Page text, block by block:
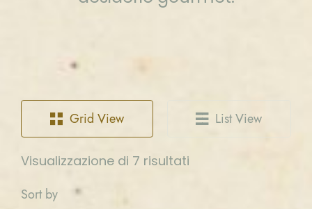
Grid View List View
Visualizzazione di 7 risultati
Sort by